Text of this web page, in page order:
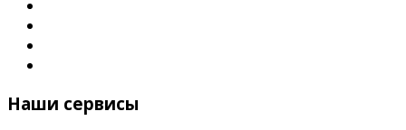
Наши сервисы